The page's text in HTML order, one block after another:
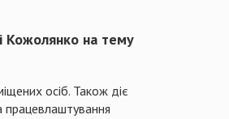
Кожолянко на тему
осіб. Також діє
працевлаштування